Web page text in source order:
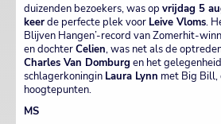
duizenden bezoekers, was op vrijdag 5
keerde perfecte plek voor Leive Vloms.
Blijven Hangen’-record van Zomerhit-
en dochterCelien, was net als de
Charles Van Domburg en het
schlagerkoningin Laura Lynn met Big Bill,
hoogtepunten.
MS